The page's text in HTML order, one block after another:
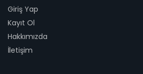
Giriş Yap
Kayıt Ol
Hakkımızda
İletişim